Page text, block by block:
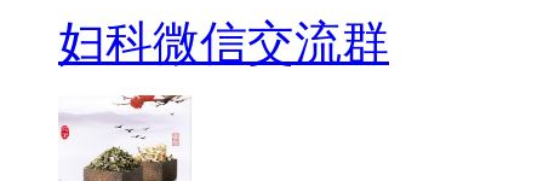
妇科微信交流群